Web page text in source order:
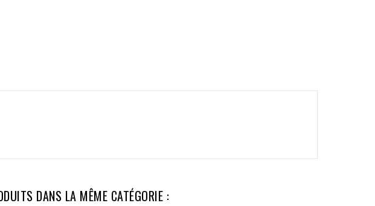
DANS LA MÊME CATÉGORIE :